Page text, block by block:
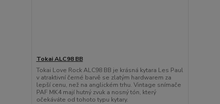
Tokai ALC98 BB
Tokai Love Rock ALC98 BB je krásná kytara Les Paul
v atraktivní černé barvě se zlatým hardwarem za
lepší cenu, než na anglickém trhu. Vintage snímače
PAF MK4 mají hutný zvuk a nosný tón, který
očekáváte od tohoto typu kytary.